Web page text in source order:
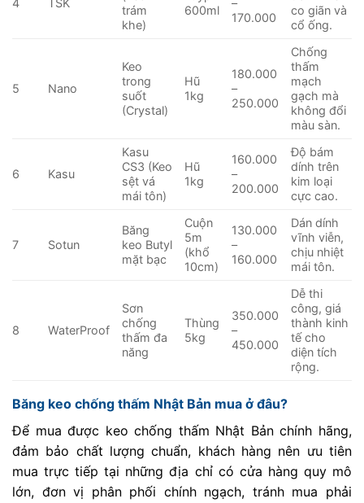
4 TSK
trám
khe)
600ml
–
170.000
co giãn và
cổ ống.
5 Nano
Keo
trong
suốt
(Crystal)
Hũ
1kg
180.000
–
250.000
Chống
thấm
mạch
gạch mà
không đổi
màu sàn.
6 Kasu
Kasu
CS3 (Keo
sệt vá
mái tôn)
Hũ
1kg
160.000
–
200.000
Độ bám
dính trên
kim loại
cực cao.
7 Sotun
Băng
keo Butyl
mặt bạc
Cuộn
5m
(khổ
10cm)
130.000
–
160.000
Dán dính
vĩnh viễn,
chịu nhiệt
mái tôn.
8 WaterProof
Sơn
chống
thấm đa
năng
Thùng
5kg
350.000
–
450.000
Dễ thi
công, giá
thành kinh
tế cho
diện tích
rộng.
Băng keo chống thấm Nhật Bản mua ở đâu?
Để mua được keo chống thấm Nhật Bản chính hãng,
đảm bảo chất lượng chuẩn, khách hàng nên ưu tiên
mua trực tiếp tại những địa chỉ có cửa hàng quy mô
lớn, đơn vị phân phối chính ngạch, tránh mua phải